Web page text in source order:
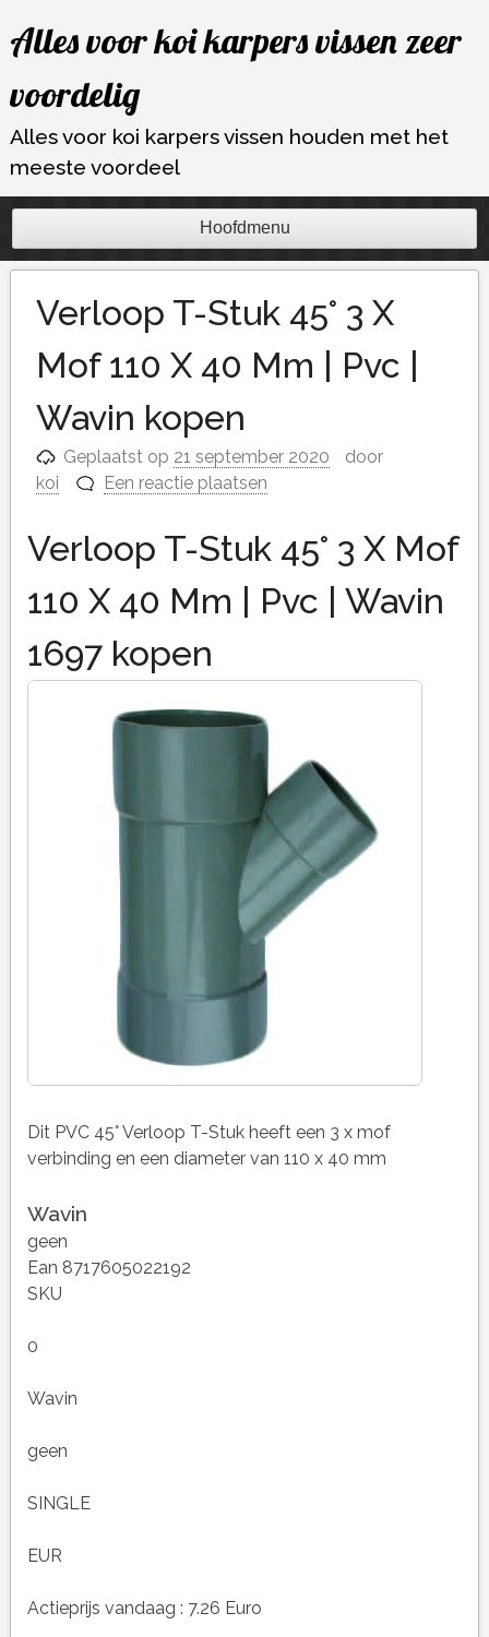
naar
inhoud
Alles voor koi karpers vissen zeer
voordelig
Alles voor koi karpers vissen houden met het
meeste voordeel
Hoofdmenu
Verloop T-Stuk 45° 3 X
Mof 110 X 40 Mm | Pvc |
Wavin kopen
Geplaatst op 21 september 2020
door
koi
Een reactie plaatsen
Verloop T-Stuk 45° 3 X Mof
110 X 40 Mm | Pvc | Wavin
1697 kopen
Dit PVC 45° Verloop T-Stuk heeft een 3 x mof
verbinding en een diameter van 110 x 40 mm
Wavin
geen
Ean 8717605022192
SKU
0
Wavin
geen
SINGLE
EUR
Actieprijs vandaag : 7.26 Euro